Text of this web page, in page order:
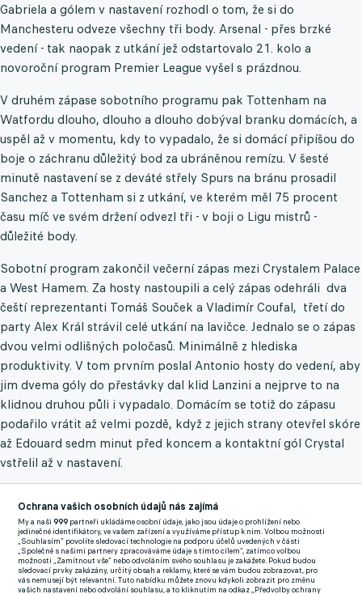
Gabriela a gólem v nastavení rozhodl o tom, že si do
Manchesteru odveze všechny tři body. Arsenal - přes brzké
vedení - tak naopak z utkání jež odstartovalo 21. kolo a
novoroční program Premier League vyšel s prázdnou.
V druhém zápase sobotního programu pak Tottenham na
Watfordu dlouho, dlouho a dlouho dobýval branku domácích, a
uspěl až v momentu, kdy to vypadalo, že si domácí připíšou do
boje o záchranu důležitý bod za ubráněnou remízu. V šesté
minutě nastavení se z deváté střely Spurs na bránu prosadil
Sanchez a Tottenham si z utkání, ve kterém měl 75 procent
času míč ve svém držení odvezl tři - v boji o Ligu mistrů -
důležité body.
Sobotní program zakončil večerní zápas mezi Crystalem Palace
a West Hamem. Za hosty nastoupili a celý zápas odehráli dva
čeští reprezentanti Tomáš Souček a Vladimír Coufal, třetí do
party Alex Král strávil celé utkání na lavičce. Jednalo se o zápas
dvou velmi odlišných poločasů. Minimálně z hlediska
produktivity. V tom prvním poslal Antonio hosty do vedení, aby
jim dvema góly do přestávky dal klid Lanzini a nejprve to na
klidnou druhou půli i vypadalo. Domácím se totiž do zápasu
podařilo vrátit až velmi pozdě, když z jejich strany otevřel skóre
až Edouard sedm minut před koncem a kontaktní gól Crystal
vstřelil až v nastavení.
televizní, užili solidní porce gólů, když ve třech zápasech jich
padlo dohromady dvanáct, O největší přídel se zasloužili na
Evertonu, odkud si Brighton díky třem gólům a též
neproměněné penaltě Calverta Lewise v prvním poločase
Ochrana vašich osobních údajů nás zajímá
My a naši999 partneři ukládáme osobní údaje, jako jsou údaje o prohlížení nebo
jedinečné identifikátory, ve vašem zařízení a využíváme přístup k nim. Volbou možnosti
„Souhlasím“ povolíte sledovací technologie na podporu účelů uvedených v části
„Společně s našimi partnery zpracováváme údaje s tímto cílem“, zatímco volbou
možnosti „Zamítnout vše“ nebo odvoláním svého souhlasu je zakážete. Pokud budou
sledovací prvky zakázány, určitý obsah a reklamy, které se vám budou zobrazovat, pro
vás nemusejí být relevantní. Tuto nabídku můžete znovu kdykoli zobrazit pro změnu
vašich nastavení nebo odvolání souhlasu, a to kliknutím na odkaz „Předvolby ochrany